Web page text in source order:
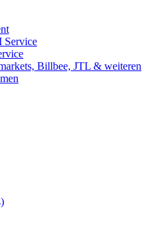
Service
Billbee, JTL & weiteren